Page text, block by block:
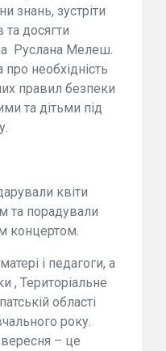
знань, зустріти
та досягти
Руслана Мелеш.
необхідність
правил безпеки
та дітьми під
квіти
та порадували
концертом.
і педагоги, а
, Територіальне
області
року.
– це